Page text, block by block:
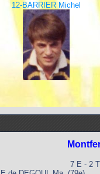
12-BARRIER Michel
7 E - 2